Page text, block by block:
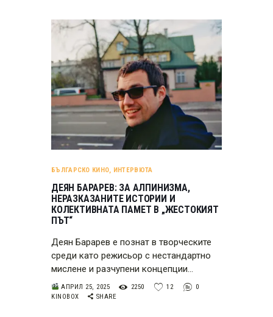
БЪЛГАРСКО КИНО, ИНТЕРВЮТА
ДЕЯН БАРАРЕВ: ЗА АЛПИНИЗМА,
НЕРАЗКАЗАНИТЕ ИСТОРИИ И
КОЛЕКТИВНАТА ПАМЕТ В „ЖЕСТОКИЯТ
ПЪТ“
Деян Барарев е познат в творческите
среди като режисьор с нестандартно
мислене и разчупени концепции…
АПРИЛ 25, 2025 2250 12
0
KINOBOX
SHARE